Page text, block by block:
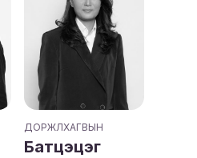
ДОРЖЛХАГВЫН
Батцэцэг